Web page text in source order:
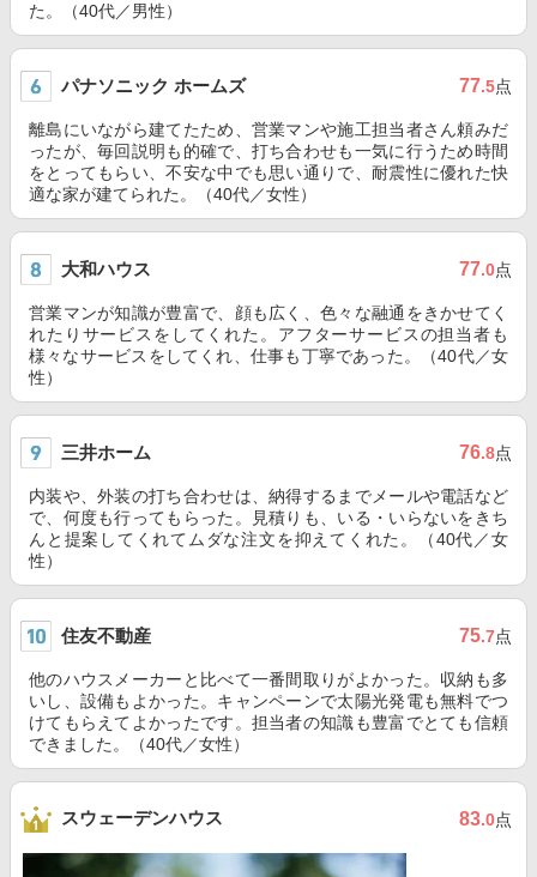
た。（40代／男性）
パナソニック ホームズ 77.5点
離島にいながら建てたため、営業マンや施工担当者さん頼みだ
ったが、毎回説明も的確で、打ち合わせも一気に行うため時間
をとってもらい、不安な中でも思い通りで、耐震性に優れた快
適な家が建てられた。（40代／女性）
大和ハウス 77.0点
営業マンが知識が豊富で、顔も広く、色々な融通をきかせてく
れたりサービスをしてくれた。アフターサービスの担当者も
様々なサービスをしてくれ、仕事も丁寧であった。（40代／女
性）
三井ホーム 76.8点
内装や、外装の打ち合わせは、納得するまでメールや電話など
で、何度も行ってもらった。見積りも、いる・いらないをきち
んと提案してくれてムダな注文を抑えてくれた。（40代／女
性）
住友不動産 75.7点
他のハウスメーカーと比べて一番間取りがよかった。収納も多
いし、設備もよかった。キャンペーンで太陽光発電も無料でつ
けてもらえてよかったです。担当者の知識も豊富でとても信頼
できました。（40代／女性）
スウェーデンハウス 83.0点